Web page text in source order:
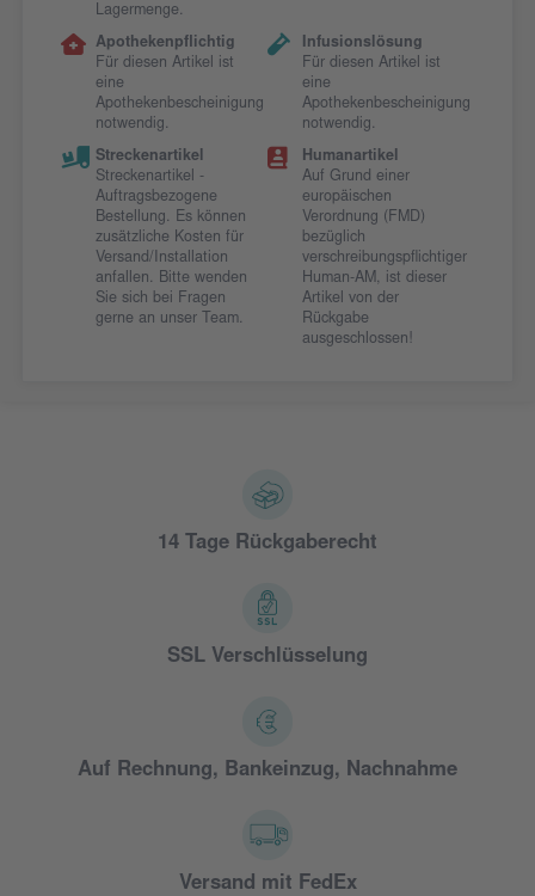
Lagermenge.
Apothekenpflichtig
Für diesen Artikel ist
eine
Apothekenbescheinigung
notwendig.
Infusionslösung
Für diesen Artikel ist
eine
Apothekenbescheinigung
notwendig.
Streckenartikel
Streckenartikel -
Auftragsbezogene
Bestellung. Es können
zusätzliche Kosten für
Versand/Installation
anfallen. Bitte wenden
Sie sich bei Fragen
gerne an unser Team.
Humanartikel
Auf Grund einer
europäischen
Verordnung (FMD)
bezüglich
verschreibungspflichtiger
Human-AM, ist dieser
Artikel von der
Rückgabe
ausgeschlossen!
14 Tage Rückgaberecht
SSL Verschlüsselung
Auf Rechnung, Bankeinzug, Nachnahme
Versand mit FedEx